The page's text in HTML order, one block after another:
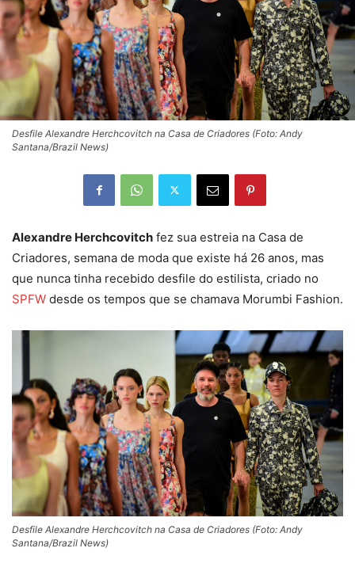
Desfile Alexandre Herchcovitch na Casa de Criadores (Foto: Andy
Santana/Brazil News)
Alexandre Herchcovitch fez sua estreia na Casa de
Criadores, semana de moda que existe há 26 anos, mas
que nunca tinha recebido desfile do estilista, criado no
SPFW desde os tempos que se chamava Morumbi Fashion.
Desfile Alexandre Herchcovitch na Casa de Criadores (Foto: Andy
Santana/Brazil News)